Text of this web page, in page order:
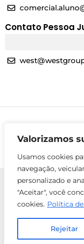
Valorizamos
Usamos cookies
navegação,
personalizado e
"Aceitar", você
cookies. Política
Rejeitar
Contato Pessoa
ENTRE EM
CONTATO
© 2025 Todos